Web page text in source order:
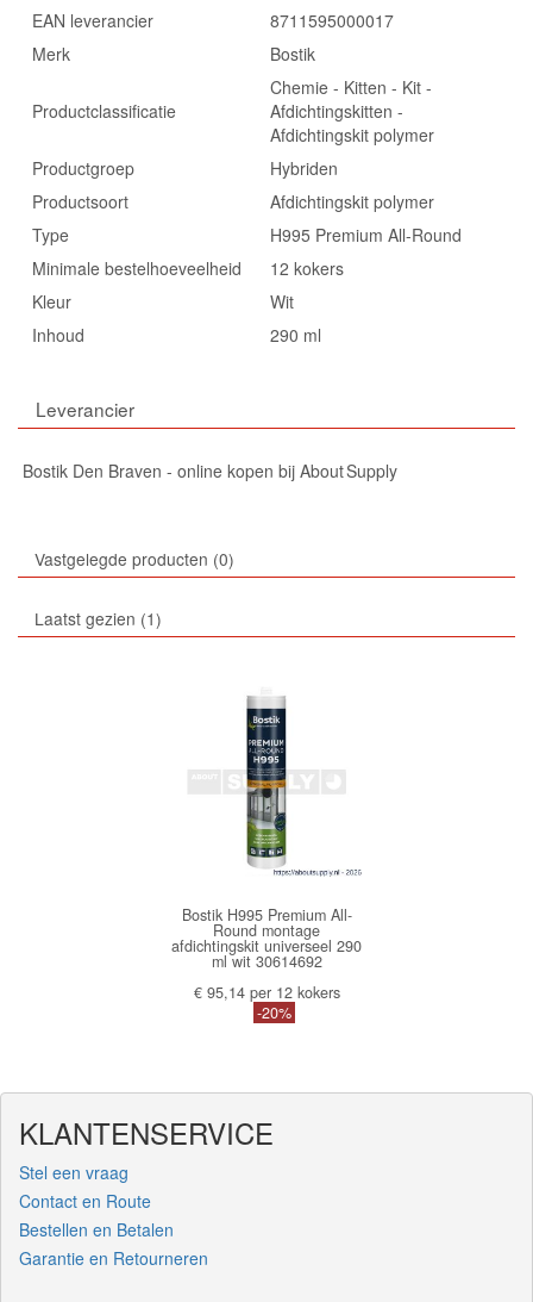
EAN leverancier
8711595000017
Merk
Bostik
Productclassificatie
Chemie - Kitten - Kit -
Afdichtingskitten -
Afdichtingskit polymer
Productgroep
Hybriden
Productsoort
Afdichtingskit polymer
Type
H995 Premium All-Round
Minimale bestelhoeveelheid
12 kokers
Kleur
Wit
Inhoud
290 ml
Leverancier
Bostik Den Braven - online kopen bij About Supply
Vastgelegde producten 0
Laatst gezien 1
Bostik H995 Premium All-
Round montage
afdichtingskit universeel 290
ml wit 30614692
€ 95,14 per 12 kokers
-20%
KLANTENSERVICE
Stel een vraag
Contact en Route
Bestellen en Betalen
Garantie en Retourneren